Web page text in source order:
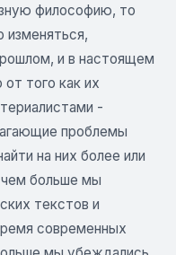
философию, то
изменяться,
и в настоящем
того как их
-
проблемы
на них более или
больше мы
текстов и
современных